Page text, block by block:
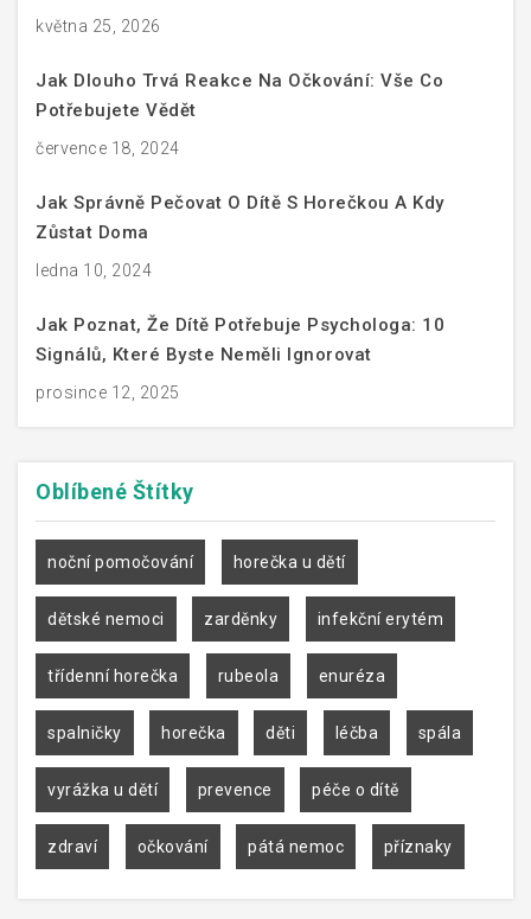
května 25, 2026
Jak Dlouho Trvá Reakce Na Očkování: Vše Co
Potřebujete Vědět
července 18, 2024
Jak Správně Pečovat O Dítě S Horečkou A Kdy
Zůstat Doma
ledna 10, 2024
Jak Poznat, Že Dítě Potřebuje Psychologa: 10
Signálů, Které Byste Neměli Ignorovat
prosince 12, 2025
Oblíbené Štítky
noční pomočování horečka u dětí
dětské nemoci zarděnky infekční erytém
třídenní horečka rubeola enuréza
spalničky horečka děti léčba spála
vyrážka u dětí prevence péče o dítě
zdraví očkování pátá nemoc příznaky